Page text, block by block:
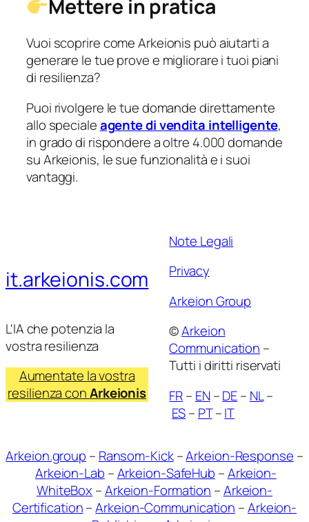
Mettere in pratica
Vuoi scoprire come Arkeionis può aiutarti a
generare le tue prove e migliorare i tuoi piani
di resilienza?
Puoi rivolgere le tue domande direttamente
allo specialeagente di vendita intelligente,
in grado di rispondere a oltre 4.000 domande
su Arkeionis, le sue funzionalità e i suoi
vantaggi.
it.arkeionis.com
L'IA che potenzia la
vostra resilienza
Aumentate la vostra
resilienza conArkeionis
Note Legali
Privacy
Arkeion Group
©Arkeion
Communication –
Tutti i diritti riservati
FR– EN–DE– NL–
ES– PT–IT
Arkeion.group – Ransom-Kick–Arkeion-Response –
Arkeion-Lab –Arkeion-SafeHub –Arkeion-
WhiteBox–Arkeion-Formation –Arkeion-
Certification–Arkeion-Communication –Arkeion-